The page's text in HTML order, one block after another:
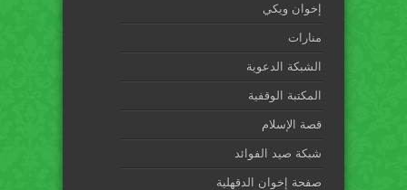
إخوان ويكي
منارات
الشبكة الدعوية
المكتبة الوقفية
قصة الإسلام
شبكة صيد الفوائد
صفحة إخوان الدقهلية